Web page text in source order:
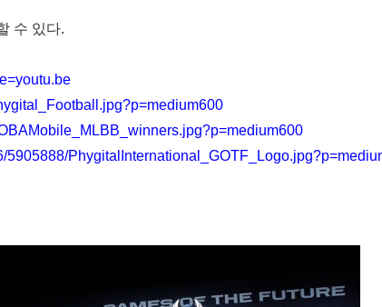
수 있다.
5905888/